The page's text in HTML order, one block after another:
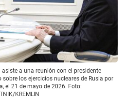
a una reunión con el presidente
los ejercicios nucleares de Rusia por
el 21 de mayo de 2026. Foto:
KREMLIN